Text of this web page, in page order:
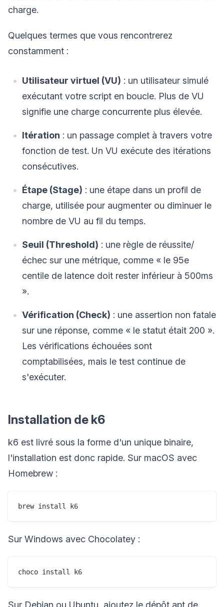
charge.
Quelques termes que vous rencontrerez
constamment :
Utilisateur virtuel (VU) : un utilisateur simulé
exécutant votre script en boucle. Plus de VU
signifie une charge concurrente plus élevée.
Itération : un passage complet à travers votre
fonction de test. Un VU exécute des itérations
consécutives.
Étape (Stage) : une étape dans un profil de
charge, utilisée pour augmenter ou diminuer le
nombre de VU au fil du temps.
Seuil (Threshold) : une règle de réussite/
échec sur une métrique, comme « le 95e
centile de latence doit rester inférieur à 500ms
».
Vérification (Check) : une assertion non fatale
sur une réponse, comme « le statut était 200 ».
Les vérifications échouées sont
comptabilisées, mais le test continue de
s'exécuter.
Installation de k6
k6 est livré sous la forme d'un unique binaire,
l'installation est donc rapide. Sur macOS avec
Homebrew :
Sur Windows avec Chocolatey :
Sur Debian ou Ubuntu, ajoutez le dépôt apt de